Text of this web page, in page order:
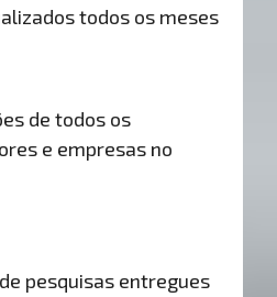
todos os meses
de todos os
e empresas no
pesquisas entregues